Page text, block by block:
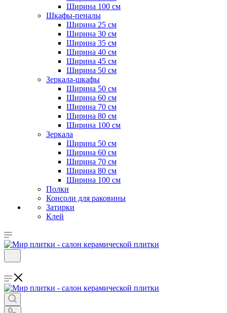
Ширина 100 см
Шкафы-пеналы
Ширина 25 см
Ширина 30 см
Ширина 35 см
Ширина 40 см
Ширина 45 см
Ширина 50 см
Зеркала-шкафы
Ширина 50 см
Ширина 60 см
Ширина 70 см
Ширина 80 см
Ширина 100 см
Зеркала
Ширина 50 см
Ширина 60 см
Ширина 70 см
Ширина 80 см
Ширина 100 см
Полки
Консоли для раковины
Затирки
Клей